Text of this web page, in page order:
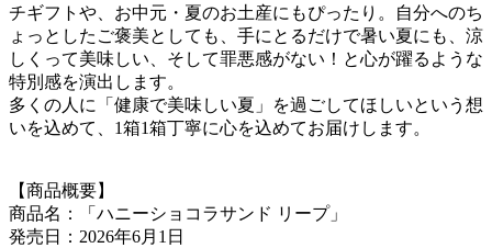
チギフトや、お中元・夏のお土産にもぴったり。自分へのち
ょっとしたご褒美としても、手にとるだけで暑い夏にも、涼
しくって美味しい、そして罪悪感がない！と心が躍るような
特別感を演出します。
多くの人に「健康で美味しい夏」を過ごしてほしいという想
いを込めて、1箱1箱丁寧に心を込めてお届けします。
【商品概要】
商品名：「ハニーショコラサンド リープ」
発売日：2026年6月1日